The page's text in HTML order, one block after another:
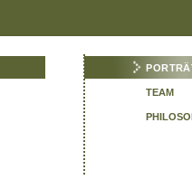
TEAM